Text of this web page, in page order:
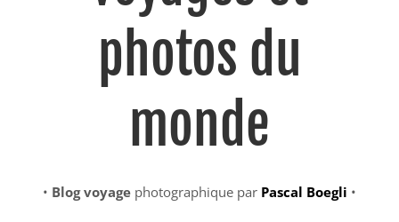
photos du
monde
• Blog voyage photographique par Pascal Boegli •